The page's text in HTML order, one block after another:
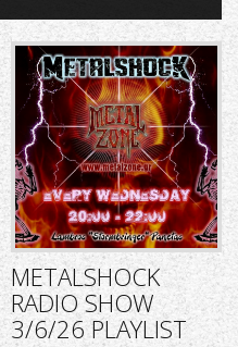
METALSHOCK
RADIO SHOW
3/6/26 PLAYLIST